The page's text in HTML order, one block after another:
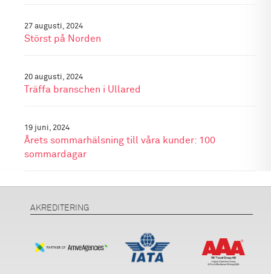
27 augusti, 2024
Störst på Norden
20 augusti, 2024
Träffa branschen i Ullared
19 juni, 2024
Årets sommarhälsning till våra kunder: 100
sommardagar
AKREDITERING